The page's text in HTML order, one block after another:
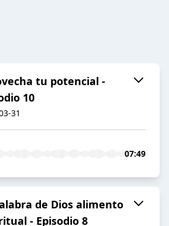
tu potencial -
10
31
07:49
de Dios alimento
- Episodio 8